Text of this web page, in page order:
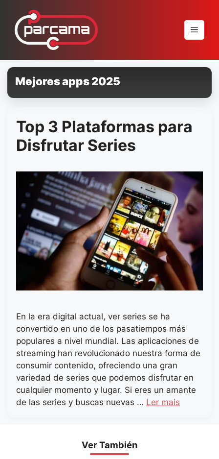
conteúdo
Menu
Mejores apps 2025
Top 3 Plataformas para
Disfrutar Series
En la era digital actual, ver series se ha
convertido en uno de los pasatiempos más
populares a nivel mundial. Las aplicaciones de
streaming han revolucionado nuestra forma de
consumir contenido, ofreciendo una gran
variedad de series que podemos disfrutar en
cualquier momento y lugar. Si eres un amante
de las series y buscas nuevas … Ler mais
Ver También